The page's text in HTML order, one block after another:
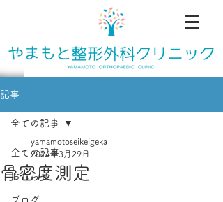
記事
全ての記事
おしらせ
ブログ
全ての記事
骨密度測定
yamamotoseikeigeka
2024年3月29日